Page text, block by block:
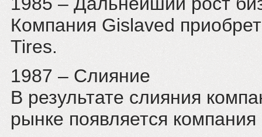
Компания Gislaved
Tires.
1987 – Слияние
В результате слияния
рынке появляется